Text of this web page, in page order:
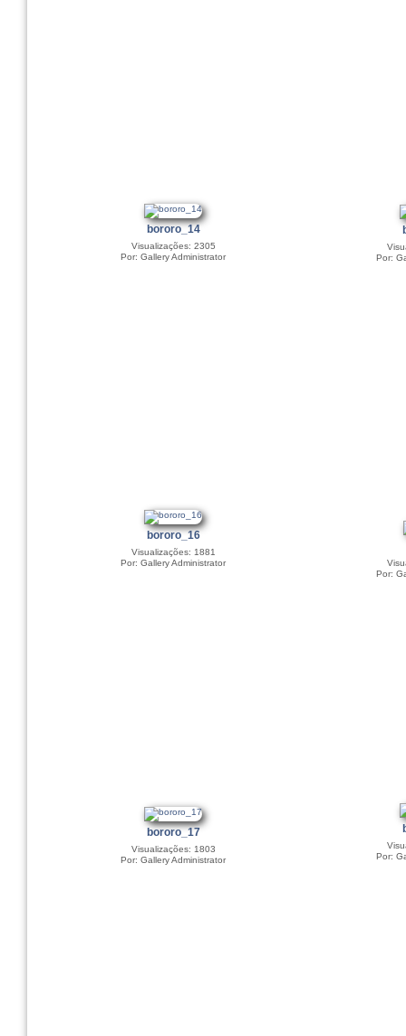
bororo_14
Visualizações: 2305
Por: Gallery Administrator
Por:
bororo_16
Visualizações: 1881
Por: Gallery Administrator
Por:
bororo_17
Visualizações: 1803
Por: Gallery Administrator
Por: